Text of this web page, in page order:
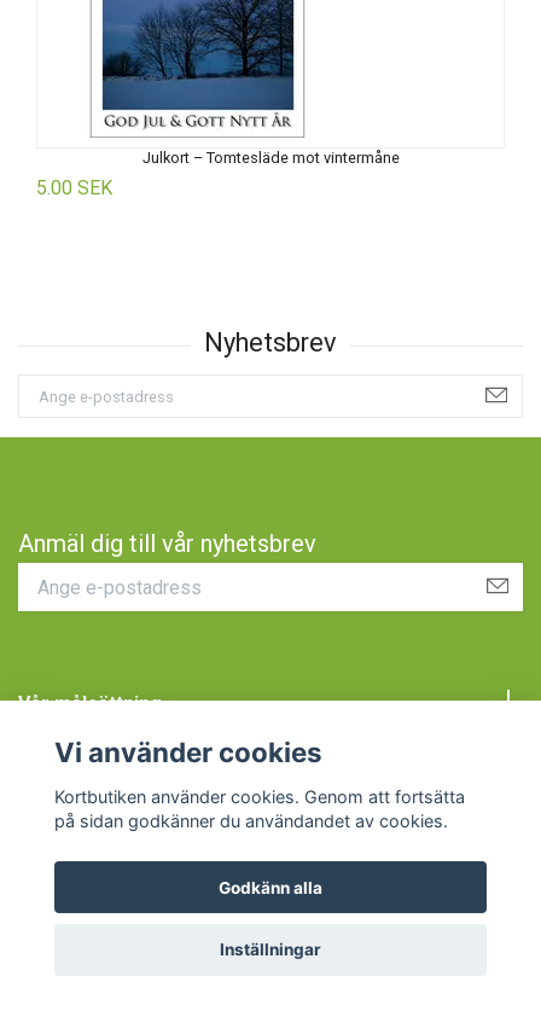
Julkort – Tomtesläde mot vintermåne
5.00 SEK
Anmäl dig till vår nyhetsbrev
Vår målsättning
© 2026 Kortbutiken
Vi använder cookies
Kortbutiken använder cookies. Genom att fortsätta
på sidan godkänner du användandet av cookies.
Godkänn alla
Inställningar